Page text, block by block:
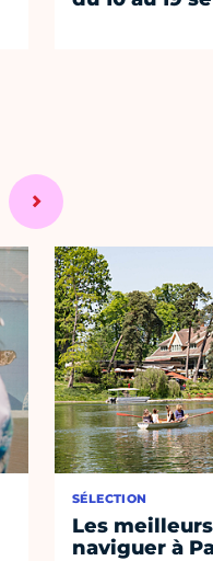
SÉLECTION
Les
naviguer à